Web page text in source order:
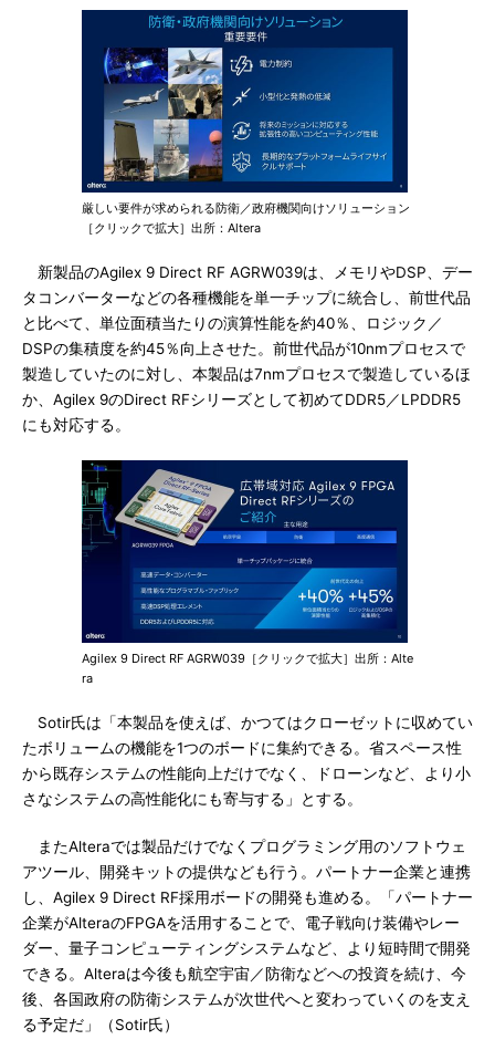
厳しい要件が求められる防衛／政府機関向けソリューション
［クリックで拡大］出所：Altera
新製品のAgilex 9 Direct RF AGRW039は、メモリやDSP、デー
タコンバーターなどの各種機能を単一チップに統合し、前世代品
と比べて、単位面積当たりの演算性能を約40％、ロジック／
DSPの集積度を約45％向上させた。前世代品が10nmプロセスで
製造していたのに対し、本製品は7nmプロセスで製造しているほ
か、Agilex 9のDirect RFシリーズとして初めてDDR5／LPDDR5
にも対応する。
Agilex 9 Direct RF AGRW039［クリックで拡大］出所：Alte
ra
Sotir氏は「本製品を使えば、かつてはクローゼットに収めてい
たボリュームの機能を1つのボードに集約できる。省スペース性
から既存システムの性能向上だけでなく、ドローンなど、より小
さなシステムの高性能化にも寄与する」とする。
またAlteraでは製品だけでなくプログラミング用のソフトウェ
アツール、開発キットの提供なども行う。パートナー企業と連携
し、Agilex 9 Direct RF採用ボードの開発も進める。「パートナー
企業がAlteraのFPGAを活用することで、電子戦向け装備やレー
ダー、量子コンピューティングシステムなど、より短時間で開発
できる。Alteraは今後も航空宇宙／防衛などへの投資を続け、今
後、各国政府の防衛システムが次世代へと変わっていくのを支え
る予定だ」（Sotir氏）